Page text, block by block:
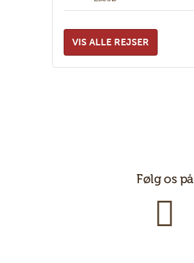
VIS ALLE REJSER
Følg os på